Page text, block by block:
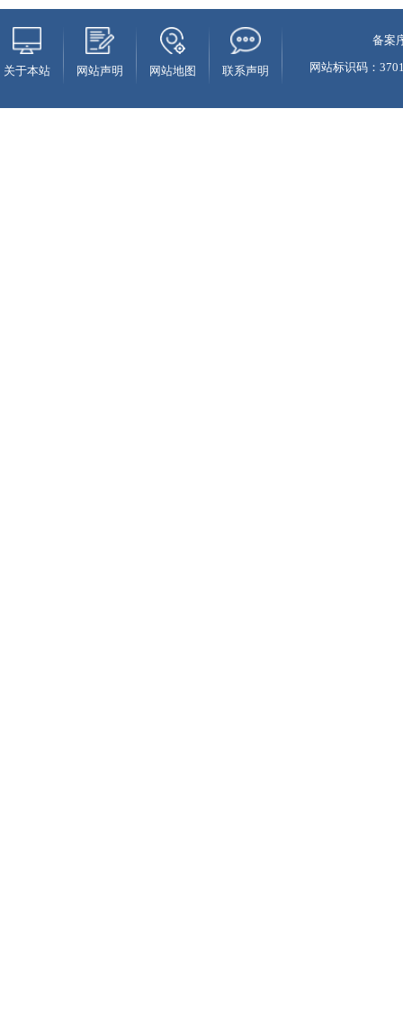
关于本站 网站声明 网站地图 联系声明
备案
网站标识码：